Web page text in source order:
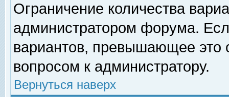
Ограничение количества
администратором форума.
вариантов, превышающее это
вопросом к администратору.
Вернуться наверх